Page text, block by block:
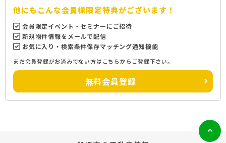
他にもこんな会員様限定特典がございます！
会員限定イベント・セミナーにご招待
新規物件情報をメールで配信
お気に入り・検索条件保存マッチング通知機能
まだ会員登録がお済みでない方はこちらからご登録下さい。
無料会員登録